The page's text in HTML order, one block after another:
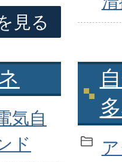
見る
気自
ド